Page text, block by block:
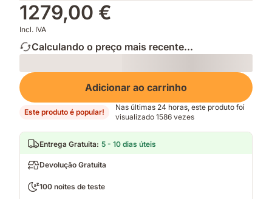
1279,00 €
Incl. IVA
Calculando o preço mais recente...
Loading
Adicionar ao carrinho
Este produto é popular!
Nas últimas 24 horas, este produto foi
visualizado 1586 vezes
Entrega Gratuita: 5 - 10 dias úteis
Devolução Gratuita
100 noites de teste